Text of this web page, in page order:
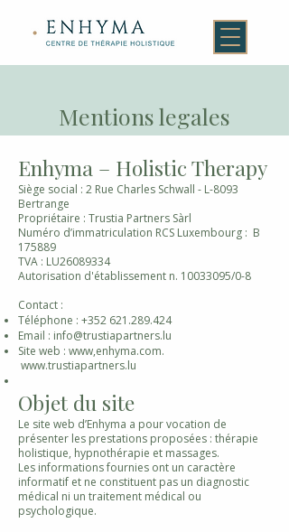
Mentions legales
Enhyma – Holistic Therapy
Siège social : 2 Rue Charles Schwall - L-8093
Bertrange
Propriétaire : Trustia Partners Sàrl
Numéro d’immatriculation RCS Luxembourg : B
175889
TVA : LU26089334
Autorisation d'établissement n. 10033095/0-8
Contact :
Téléphone : +352 621.289.424
Email : info@trustiapartners.lu
Site web : www,enhyma.com.
www.trustiapartners.lu
Objet du site
Le site web d’Enhyma a pour vocation de
présenter les prestations proposées : thérapie
holistique, hypnothérapie et massages.
Les informations fournies ont un caractère
informatif et ne constituent pas un diagnostic
médical ni un traitement médical ou
psychologique.